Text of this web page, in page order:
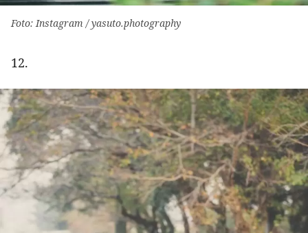
Foto: Instagram / yasuto.photography
12.